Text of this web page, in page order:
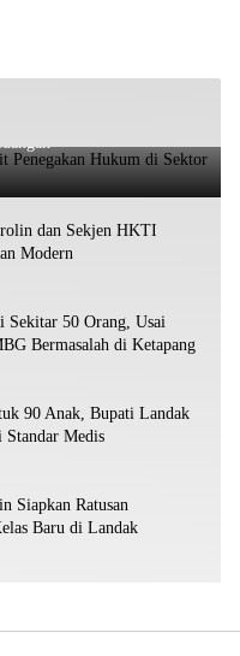
PKS Terkait Penegakan
dan Sekjen HKTI
Sekitar 50 Orang, Usai
Bermasalah di Ketapang
90 Anak, Bupati Landak
Standar Medis
Siapkan Ratusan
Baru di Landak